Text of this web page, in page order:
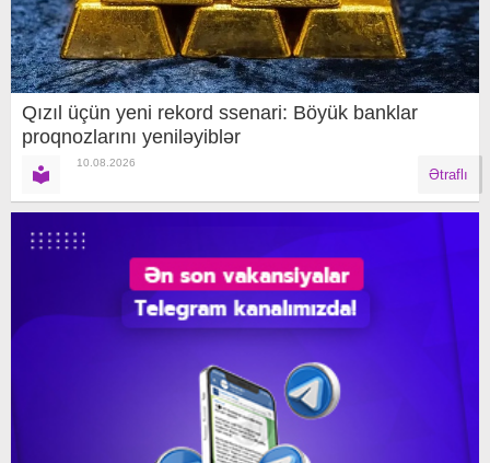
Qızıl üçün yeni rekord ssenari: Böyük banklar
proqnozlarını yeniləyiblər
10.08.2026
Ətraflı